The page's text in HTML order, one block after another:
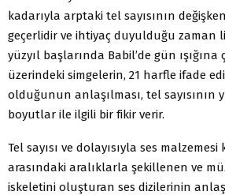
kadarıyla arptaki tel sayısının
geçerlidir ve ihtiyaç duyulduğu zaman
yüzyıl başlarında Babil’de gün
üzerindeki simgelerin, 21 harfle ifade
olduğunun anlaşılması, tel sayısının
boyutlar ile ilgili bir fikir verir.
Tel sayısı ve dolayısıyla ses
arasındaki aralıklarla şekillenen ve
iskeletini oluşturan ses dizilerinin